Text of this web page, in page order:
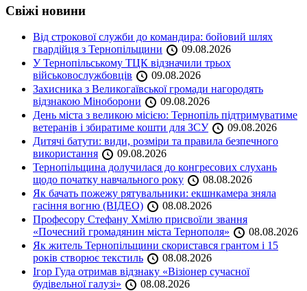
Свіжі новини
Від строкової служби до командира: бойовий шлях
гвардійця з Тернопільщини
09.08.2026
У Тернопільському ТЦК відзначили трьох
військовослужбовців
09.08.2026
Захисника з Великогаївської громади нагородять
відзнакою Міноборони
09.08.2026
День міста з великою місією: Тернопіль підтримуватиме
ветеранів і збиратиме кошти для ЗСУ
09.08.2026
Дитячі батути: види, розміри та правила безпечного
використання
09.08.2026
Тернопільщина долучилася до конгресових слухань
щодо початку навчального року
08.08.2026
Як бачать пожежу рятувальники: екшнкамера зняла
гасіння вогню (ВІДЕО)
08.08.2026
Професору Стефану Хмілю присвоїли звання
«Почесний громадянин міста Тернополя»
08.08.2026
Як житель Тернопільщини скористався грантом і 15
років створює текстиль
08.08.2026
Ігор Гуда отримав відзнаку «Візіонер сучасної
будівельної галузі»
08.08.2026